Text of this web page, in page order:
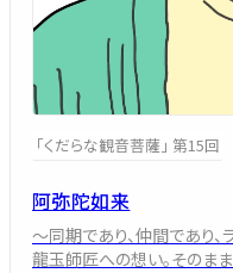
「くだらな観音菩薩」 第15回
阿弥陀如来
～同期であり、仲間であり
龍玉師匠への想い。そのま